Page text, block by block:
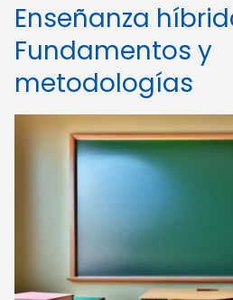
Enseñanza
Fundamentos y
metodologías